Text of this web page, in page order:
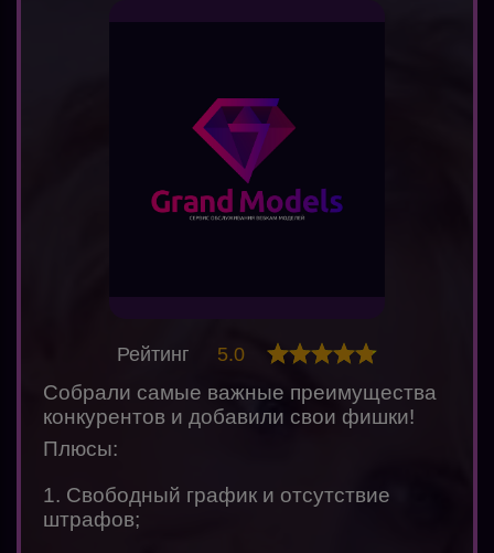
Собрали самые важные преимущества
конкурентов и добавили свои фишки!
Плюсы:
1. Свободный график и отсутствие
штрафов;
Рейтинг 5.0